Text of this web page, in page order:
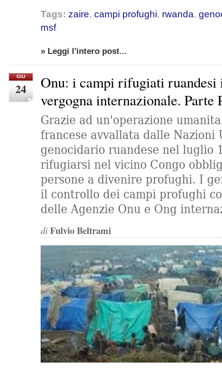
Tags: zaire, campi profughi, rwanda,
msf
» Leggi l'intero post...
GIU
24
Onu: i campi rifugiati ruandesi
vergogna internazionale. Parte
Grazie ad un'operazione
francese avvallata dalle Nazioni
genocidario ruandese nel luglio
rifugiarsi nel vicino Congo
persone a divenire profughi. I
il controllo dei campi profughi
delle Agenzie Onu e Ong
di Fulvio Beltrami